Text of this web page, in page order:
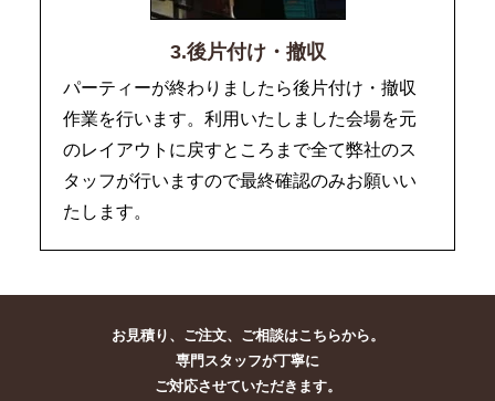
3.後片付け・撤収
パーティーが終わりましたら後片付け・撤収
作業を行います。利用いたしました会場を元
のレイアウトに戻すところまで全て弊社のス
タッフが行いますので最終確認のみお願いい
たします。
お見積り、ご注文、ご相談はこちらから。
専門スタッフが丁寧に
ご対応させていただきます。